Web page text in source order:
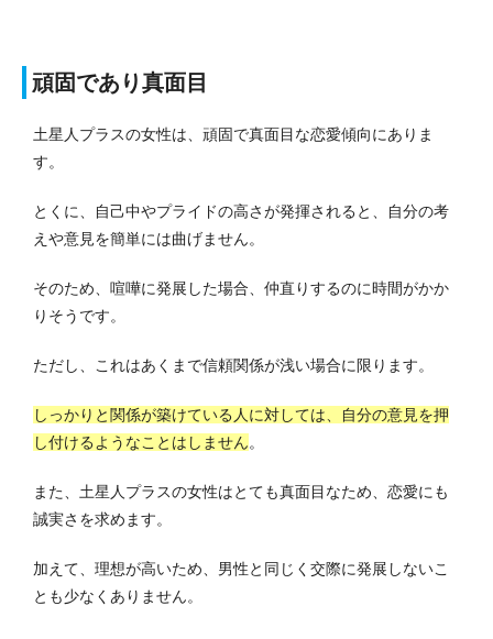
頑固であり真面目
土星人プラスの女性は、頑固で真面目な恋愛傾向にありま
す。
とくに、自己中やプライドの高さが発揮されると、自分の考
えや意見を簡単には曲げません。
そのため、喧嘩に発展した場合、仲直りするのに時間がかか
りそうです。
ただし、これはあくまで信頼関係が浅い場合に限ります。
しっかりと関係が築けている人に対しては、自分の意見を押
し付けるようなことはしません。
また、土星人プラスの女性はとても真面目なため、恋愛にも
誠実さを求めます。
加えて、理想が高いため、男性と同じく交際に発展しないこ
とも少なくありません。